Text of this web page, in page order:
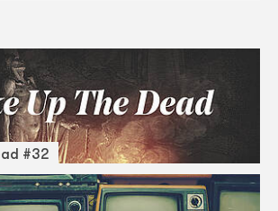
#32